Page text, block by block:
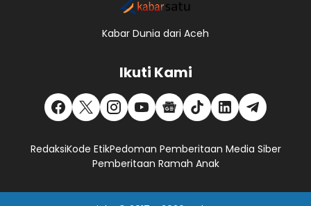
Kabar Dunia dari Aceh
Ikuti Kami
RedaksiKode EtikPedoman Pemberitaan Media Siber
Pemberitaan Ramah Anak